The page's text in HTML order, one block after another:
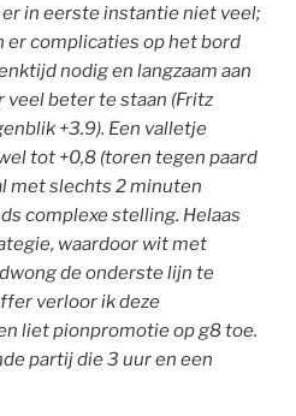
in eerste instantie niet veel;
er complicaties op het bord
nodig en langzaam aan
beter te staan (Fritz
+3.9). Een valletje
tot +0,8 (toren tegen paard
met slechts 2 minuten
complexe stelling. Helaas
waardoor wit met
de onderste lijn te
verloor ik deze
liet pionpromotie op g8 toe.
partij die 3 uur en een